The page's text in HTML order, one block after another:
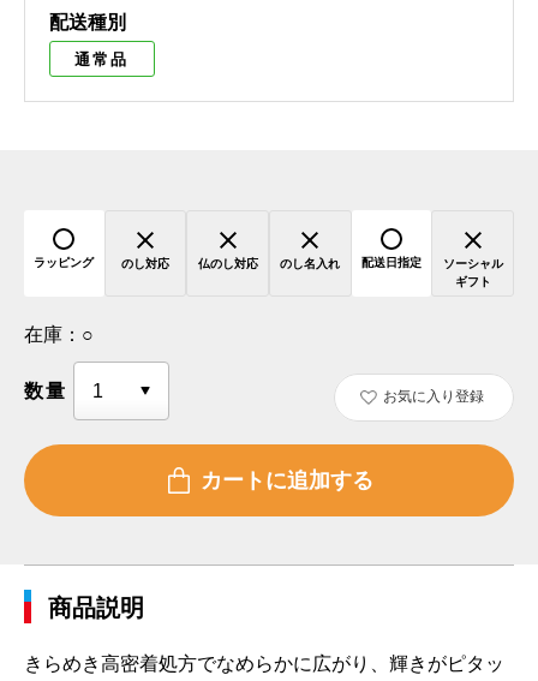
配送種別
通常品
ラッピング のし対応 仏のし対応 のし名入れ 配送日指定
ソーシャル
ギフト
在庫： ○
数量 お気に入り登録
商品説明
きらめき高密着処方でなめらかに広がり、輝きがピタッ